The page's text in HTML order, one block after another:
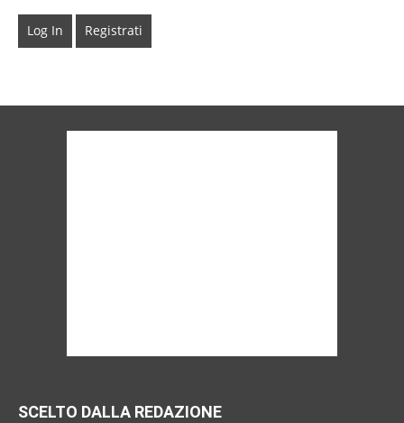
Log In Registrati
SCELTO DALLA REDAZIONE